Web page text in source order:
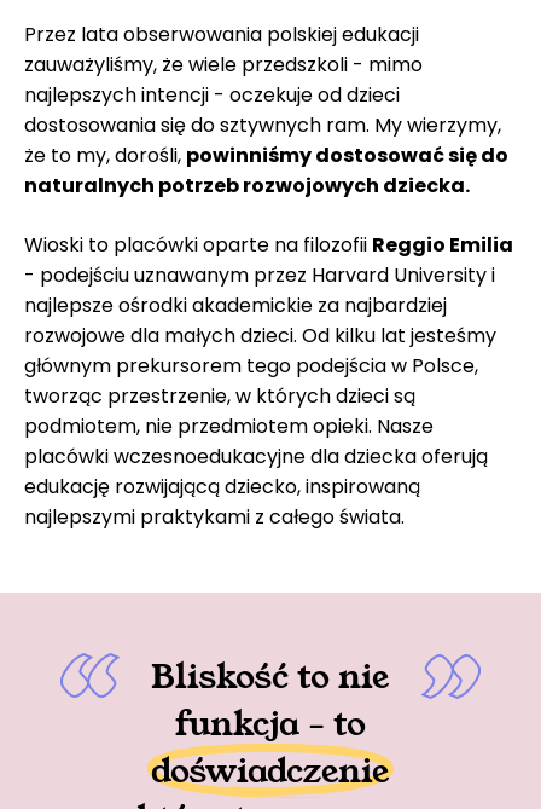
Przez lata obserwowania polskiej edukacji
zauważyliśmy, że wiele przedszkoli - mimo
najlepszych intencji - oczekuje od dzieci
dostosowania się do sztywnych ram. My wierzymy,
że to my, dorośli, powinniśmy dostosować się do
naturalnych potrzeb rozwojowych dziecka.
Wioski to placówki oparte na filozofii Reggio Emilia
- podejściu uznawanym przez Harvard University i
najlepsze ośrodki akademickie za najbardziej
rozwojowe dla małych dzieci. Od kilku lat jesteśmy
głównym prekursorem tego podejścia w Polsce,
tworząc przestrzenie, w których dzieci są
podmiotem, nie przedmiotem opieki. Nasze
placówki wczesnoedukacyjne dla dziecka oferują
edukację rozwijającą dziecko, inspirowaną
najlepszymi praktykami z całego świata.
Bliskość to nie
funkcja - to
doświadczenie